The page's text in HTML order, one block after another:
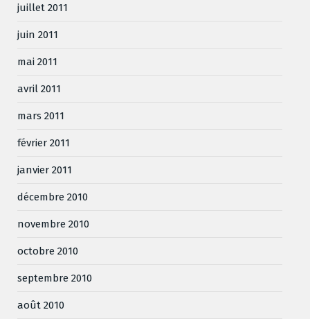
juillet 2011
juin 2011
mai 2011
avril 2011
mars 2011
février 2011
janvier 2011
décembre 2010
novembre 2010
octobre 2010
septembre 2010
août 2010